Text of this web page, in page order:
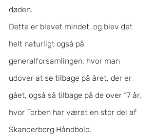
døden.
Dette er blevet mindet, og blev det
helt naturligt også på
generalforsamlingen, hvor man
udover at se tilbage på året, der er
gået, også så tilbage på de over 17 år,
hvor Torben har været en stor del af
Skanderborg Håndbold.